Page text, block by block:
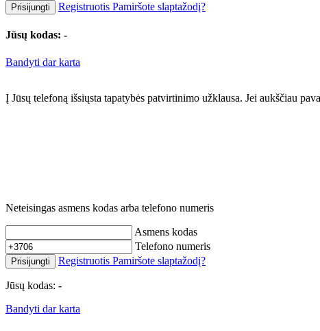
Prisijungti Registruotis Pamiršote slaptažodį?
Jūsų kodas: -
Bandyti dar karta
Į Jūsų telefoną išsiųsta tapatybės patvirtinimo užklausa. Jei aukščiau
Neteisingas asmens kodas arba telefono numeris
Asmens kodas
Telefono numeris
Prisijungti Registruotis Pamiršote slaptažodį?
Jūsų kodas: -
Bandyti dar karta